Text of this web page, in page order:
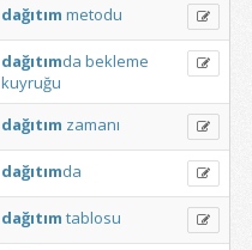
dağıtım metodu
dağıtımda bekleme
kuyruğu
dağıtım zamanı
dağıtımda
dağıtım tablosu